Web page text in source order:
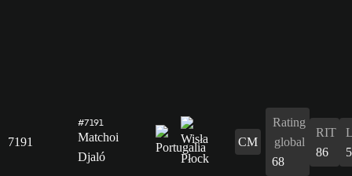
7191
#7191
Matchoi
Djaló
CM
Rating
global
68
RIT
86